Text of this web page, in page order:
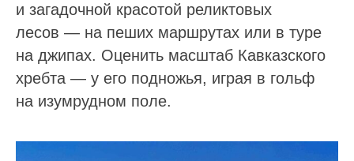
и загадочной красотой реликтовых
лесов — на пеших маршрутах или в туре
на джипах. Оценить масштаб Кавказского
хребта — у его подножья, играя в гольф
на изумрудном поле.